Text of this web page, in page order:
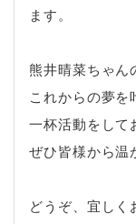
ます。
熊井晴菜ちゃん
これからの夢
一杯活動をして
ぜひ皆様から温
どうぞ、宜しく